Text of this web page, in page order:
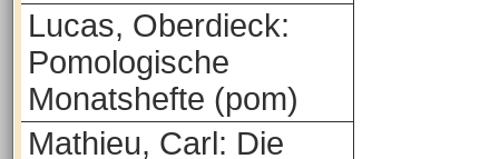
Lucas, Oberdieck:
Pomologische
Monatshefte (pom)
Mathieu, Carl: Die